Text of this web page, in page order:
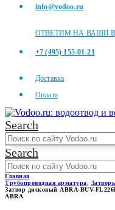
info@vodoo.ru
ОТВЕТИМ НА ВАШИ
+7 (495) 155-01-21
Доставка
Оплата
Search
Search
Главная
Трубопроводная арматура,
Затвор дисковый ABRA-BUV-
ABRA